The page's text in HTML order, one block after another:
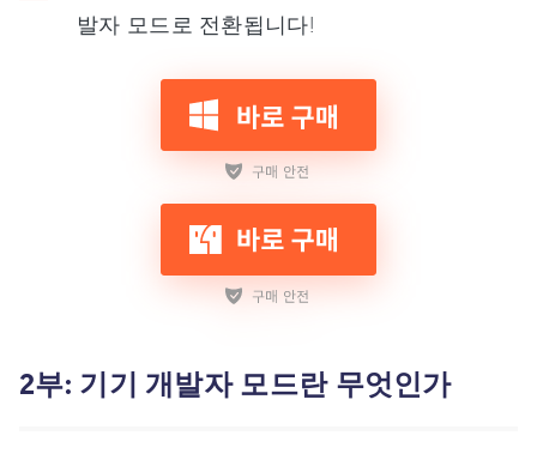
발자 모드로 전환됩니다!
2부: 기기 개발자 모드란 무엇인가